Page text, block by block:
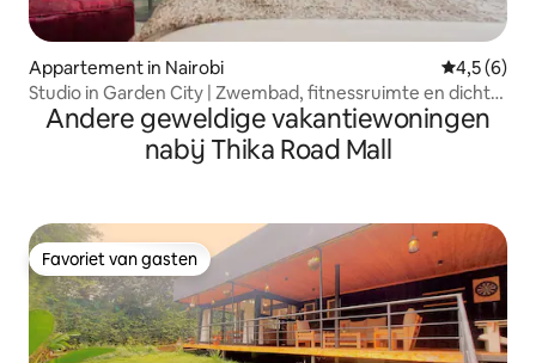
Appartement in Nairobi
4,5 (6)
Studio in Garden City | Zwembad, fitnessruimte en dicht
bij winkelcentrum
Andere geweldige vakantiewoningen
nabij Thika Road Mall
Favoriet van gasten
Favoriet van gasten